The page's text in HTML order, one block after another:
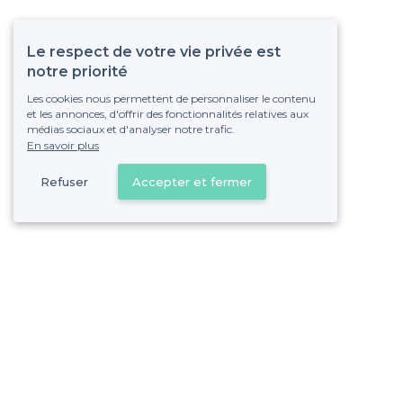
Le respect de votre vie privée est
notre priorité
Les cookies nous permettent de personnaliser le contenu
et les annonces, d'offrir des fonctionnalités relatives aux
médias sociaux et d'analyser notre trafic.
En savoir plus
Refuser Accepter et fermer